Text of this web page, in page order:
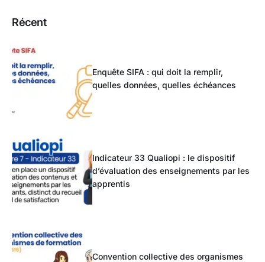
Récent
Enquête SIFA : qui doit la remplir,
quelles données, quelles échéances
Indicateur 33 Qualiopi : le dispositif
d’évaluation des enseignements par les
apprentis
Convention collective des organismes